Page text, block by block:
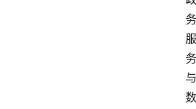
务
服
务
与
数